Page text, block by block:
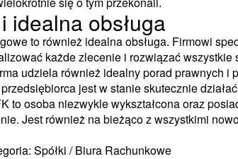
idealna obsługa
to również idealna obsługa. Firmowi
każde zlecenie i rozwiązać wszystkie
udziela również idealny porad prawnych i
jest w stanie skutecznie
to osoba niezwykle wykształcona oraz
Jest również na bieżąco z wszystkimi
Spółki / Biura Rachunkowe